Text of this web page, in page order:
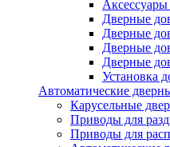
Дверные
Дверные
Дверные
Дверные
Установка
Автоматические
Карусельные
Приводы для
Приводы для